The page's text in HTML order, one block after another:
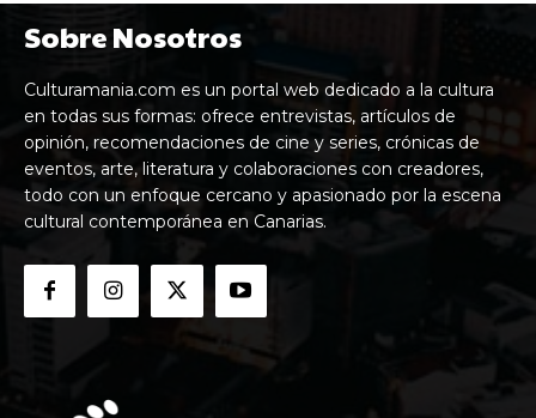
Sobre Nosotros
Culturamania.com es un portal web dedicado a la cultura
en todas sus formas: ofrece entrevistas, artículos de
opinión, recomendaciones de cine y series, crónicas de
eventos, arte, literatura y colaboraciones con creadores,
todo con un enfoque cercano y apasionado por la escena
cultural contemporánea en Canarias.